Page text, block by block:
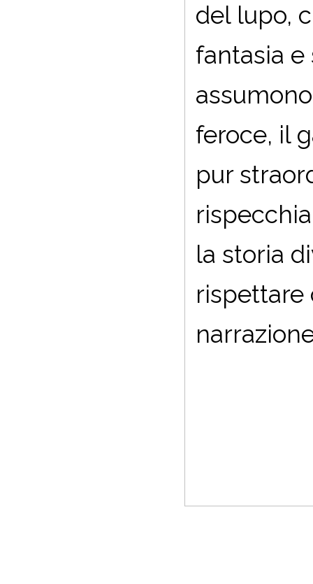
del lupo,
fantasia e
feroce, il
pur
la storia
rispettare